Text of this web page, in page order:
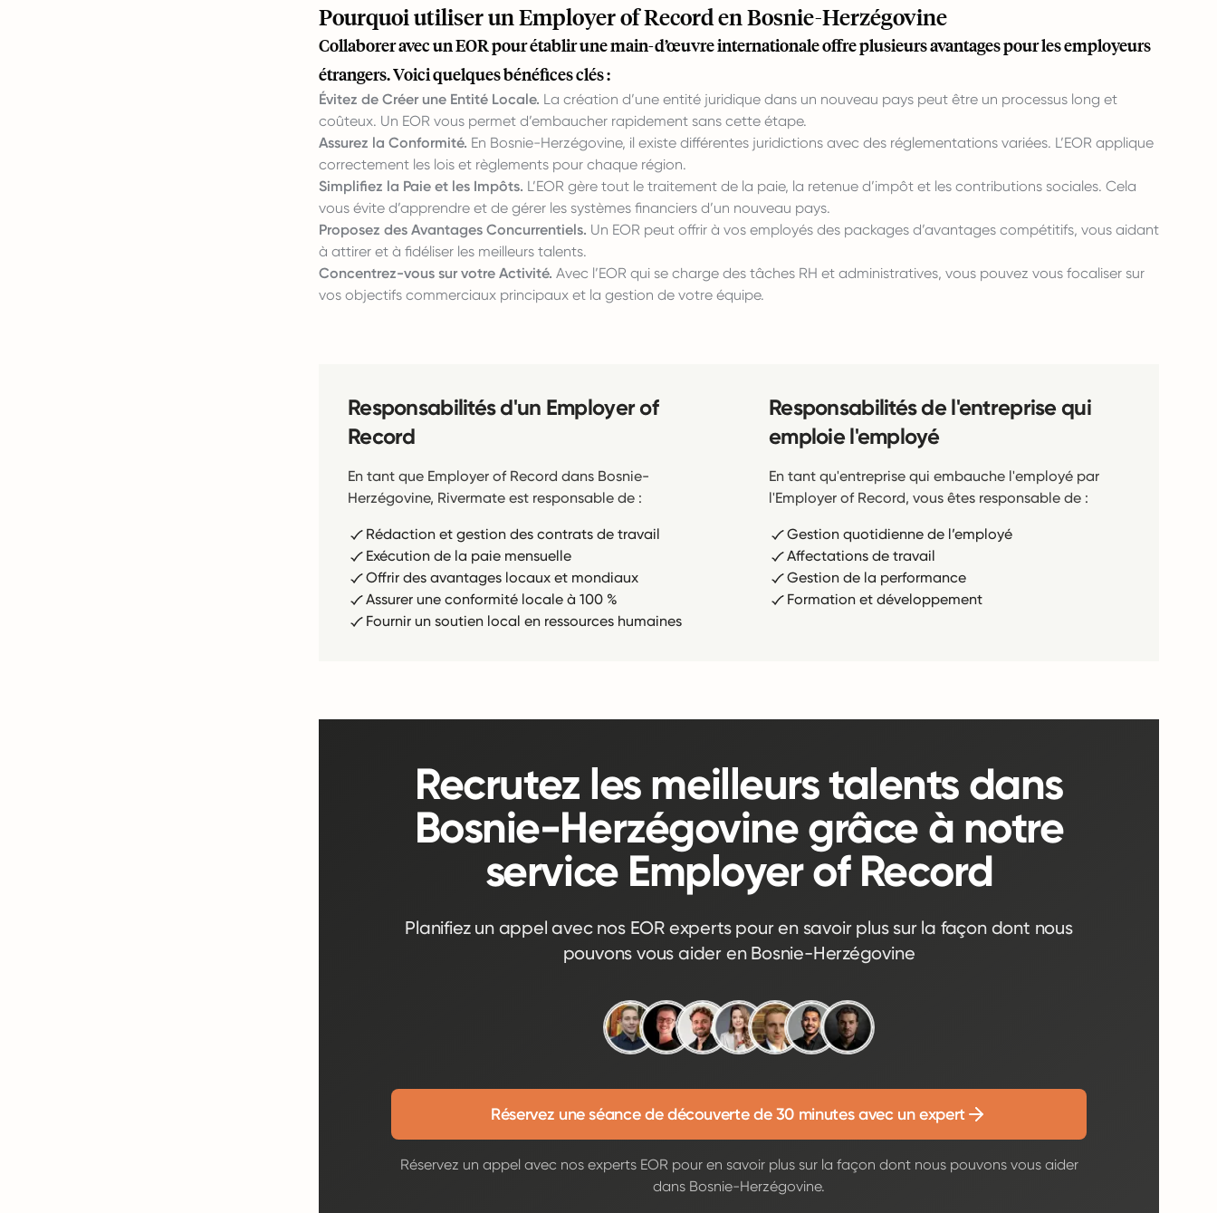
Pourquoi utiliser un Employer of Record en Bosnie-Herzégovine
Collaborer avec un EOR pour établir une main-d’œuvre internationale offre plusieurs avantages pour les employeurs
étrangers. Voici quelques bénéfices clés :
Évitez de Créer une Entité Locale. La création d’une entité juridique dans un nouveau pays peut être un processus long et
coûteux. Un EOR vous permet d’embaucher rapidement sans cette étape.
Assurez la Conformité. En Bosnie-Herzégovine, il existe différentes juridictions avec des réglementations variées. L’EOR applique
correctement les lois et règlements pour chaque région.
Simplifiez la Paie et les Impôts. L’EOR gère tout le traitement de la paie, la retenue d’impôt et les contributions sociales. Cela
vous évite d’apprendre et de gérer les systèmes financiers d’un nouveau pays.
Proposez des Avantages Concurrentiels. Un EOR peut offrir à vos employés des packages d’avantages compétitifs, vous aidant
à attirer et à fidéliser les meilleurs talents.
Concentrez-vous sur votre Activité. Avec l’EOR qui se charge des tâches RH et administratives, vous pouvez vous focaliser sur
vos objectifs commerciaux principaux et la gestion de votre équipe.
Responsabilités d'un Employer of
Record
En tant que Employer of Record dans Bosnie-
Herzégovine, Rivermate est responsable de :
Rédaction et gestion des contrats de travail
Exécution de la paie mensuelle
Offrir des avantages locaux et mondiaux
Assurer une conformité locale à 100 %
Fournir un soutien local en ressources humaines
Responsabilités de l'entreprise qui
emploie l'employé
En tant qu'entreprise qui embauche l'employé par
l'Employer of Record, vous êtes responsable de :
Gestion quotidienne de l’employé
Affectations de travail
Gestion de la performance
Formation et développement
Recrutez les meilleurs talents dans
Bosnie-Herzégovine grâce à notre
service Employer of Record
Planifiez un appel avec nos EOR experts pour en savoir plus sur la façon dont nous
pouvons vous aider en Bosnie-Herzégovine
Réservez une séance de découverte de 30 minutes avec un expert
Réservez un appel avec nos experts EOR pour en savoir plus sur la façon dont nous pouvons vous aider
dans Bosnie-Herzégovine.